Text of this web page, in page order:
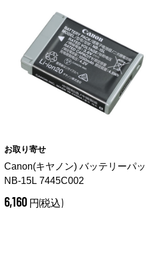
お取り寄せ
Canon(キヤノン) バッテリーパ
NB-15L 7445C002
6,160 円(税込)